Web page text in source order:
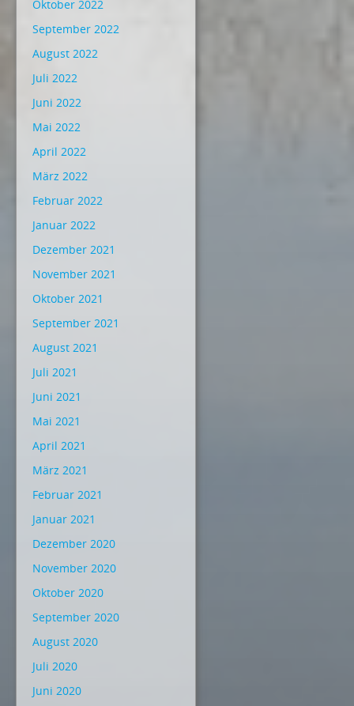
Oktober 2022
September 2022
August 2022
Juli 2022
Juni 2022
Mai 2022
April 2022
März 2022
Februar 2022
Januar 2022
Dezember 2021
November 2021
Oktober 2021
September 2021
August 2021
Juli 2021
Juni 2021
Mai 2021
April 2021
März 2021
Februar 2021
Januar 2021
Dezember 2020
November 2020
Oktober 2020
September 2020
August 2020
Juli 2020
Juni 2020